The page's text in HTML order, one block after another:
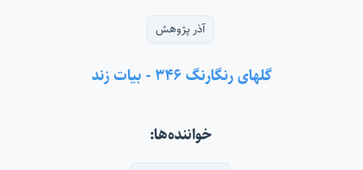
آذر پژوهش
گلهای رنگارنگ ۳۴۶ - بیات زند
خواننده‌ها: